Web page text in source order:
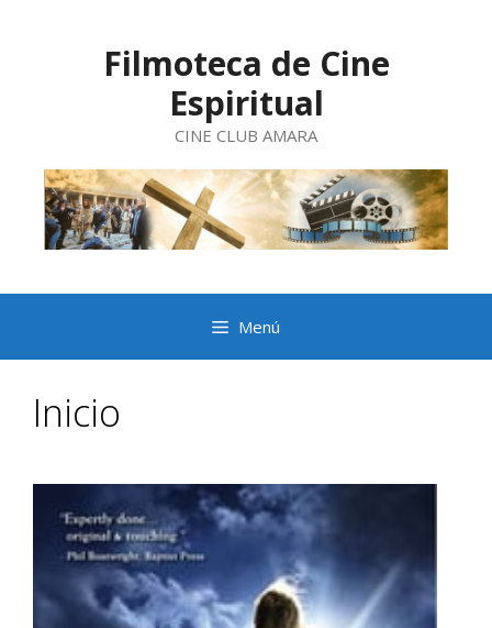
Filmoteca de Cine
Espiritual
CINE CLUB AMARA
Menú
Inicio